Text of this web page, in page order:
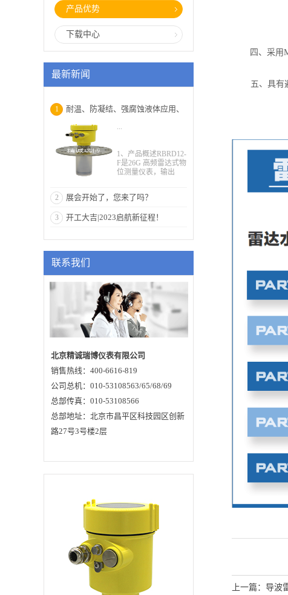
产品优势
下载中心
最新新闻
1 耐温、防凝结、强腐蚀液体应用、
高频雷达物位计...
1、产品概述RBRD12-
F是26G 高频雷达式物
位测量仪表，输出
米。天线被进一步优
的微处理器可以进行
窄的微波脉冲，经天
线向下传输，微波接
触到被测介质表面后
被反射回来，再次被
天线系统接收并将其
传输给电子线路部分
自动转换成物位信
非接触测量，无磨
寸小，便于安装▲
波长更短，对在倾斜
的固体表面有更好的
反射▲ 测量盲区更
会取得良好的效果▲
大气中水蒸气、温度
压力变化影响▲ 严重
在波动的情况下也能
26GHz频率，是测量
固体和低介电常数介
质的最佳选择北京精
诚瑞博仪表有限公
司 价格合理 质量过硬
服务一流专业生产各
种物位仪表 咨询电
话：400-6616-819
2 展会开始了，您来了吗？
3 开工大吉|2023启航新征程！
联系我们
北京精诚瑞博仪表有限公司
销售热线：400-6616-819
公司总机：010-53108563/65/68/69
总部传真：010-53108566
总部地址：北京市昌平区科技园区创新
路27号3号楼2层
四、采用
五、具有
上一篇： 导波